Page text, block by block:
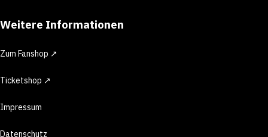
Weitere Informationen
Zum Fanshop ↗
Ticketshop ↗
Impressum
Datenschutz